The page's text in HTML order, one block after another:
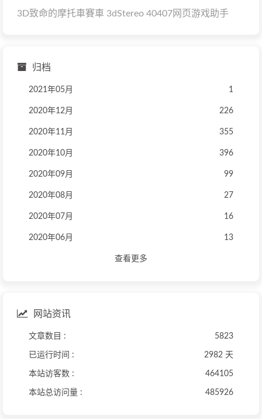
3D致命的摩托車賽車 3dStereo 40407网页游戏助手
归档
2021年05月 1
2020年12月 226
2020年11月 355
2020年10月 396
2020年09月 99
2020年08月 27
2020年07月 16
2020年06月 13
查看更多
网站资讯
文章数目 : 5823
已运行时间 : 2982 天
本站访客数 : 464105
本站总访问量 : 485926